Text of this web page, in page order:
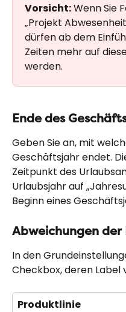
Vorsicht: Wenn Sie
„Projekt
dürfen ab dem
Zeiten mehr auf
werden.
Ende des
Geben Sie an, mit
Geschäftsjahr endet.
Zeitpunkt des
Urlaubsjahr auf
Beginn eines
Abweichungen
In den
Checkbox, deren Label
Produktlinie